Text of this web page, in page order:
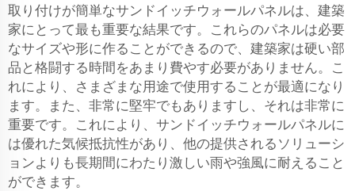
取り付けが簡単なサンドイッチウォールパネルは、建築
家にとって最も重要な結果です。これらのパネルは必要
なサイズや形に作ることができるので、建築家は硬い部
品と格闘する時間をあまり費やす必要がありません。こ
れにより、さまざまな用途で使用することが最適になり
ます。また、非常に堅牢でもありますし、それは非常に
重要です。これにより、サンドイッチウォールパネルに
は優れた気候抵抗性があり、他の提供されるソリューシ
ョンよりも長期間にわたり激しい雨や強風に耐えること
ができます。